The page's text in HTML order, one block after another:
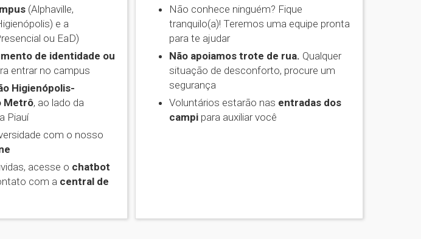
(Alphaville,
e a
ou EaD)
de identidade ou
entrar no campus
Higienópolis-
Metrô, ao lado da
Piauí
com o nosso
acesse o chatbot
com a central de
Não conhece ninguém? Fique
tranquilo(a)! Teremos uma equipe pronta
para te ajudar
Não apoiamos trote de rua. Qualquer
situação de desconforto, procure um
segurança
Voluntários estarão nas entradas dos
campi para auxiliar você